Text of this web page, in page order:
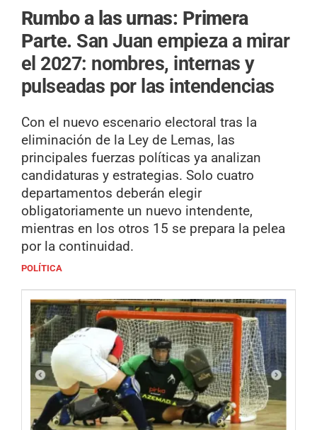
Rumbo a las urnas: Primera
Parte. San Juan empieza a mirar
el 2027: nombres, internas y
pulseadas por las intendencias
Con el nuevo escenario electoral tras la
eliminación de la Ley de Lemas, las
principales fuerzas políticas ya analizan
candidaturas y estrategias. Solo cuatro
departamentos deberán elegir
obligatoriamente un nuevo intendente,
mientras en los otros 15 se prepara la pelea
por la continuidad.
POLÍTICA